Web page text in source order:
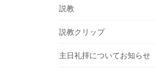
説教
説教クリップ
主日礼拝についてお知らせ